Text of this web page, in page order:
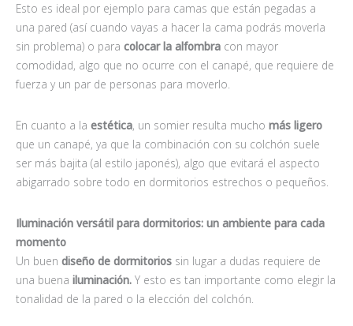
Esto es ideal por ejemplo para camas que están pegadas a
una pared (así cuando vayas a hacer la cama podrás moverla
sin problema) o para colocar la alfombra con mayor
comodidad, algo que no ocurre con el canapé, que requiere de
fuerza y un par de personas para moverlo.
En cuanto a la estética, un somier resulta mucho más ligero
que un canapé, ya que la combinación con su colchón suele
ser más bajita (al estilo japonés), algo que evitará el aspecto
abigarrado sobre todo en dormitorios estrechos o pequeños.
Iluminación versátil para dormitorios: un ambiente para cada
momento
Un buen diseño de dormitorios sin lugar a dudas requiere de
una buena iluminación. Y esto es tan importante como elegir la
tonalidad de la pared o la elección del colchón.